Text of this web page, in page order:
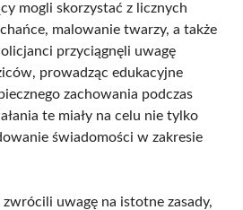
mogli skorzystać z licznych
malowanie twarzy, a także
przyciągnęli uwagę
prowadząc edukacyjne
zachowania podczas
te miały na celu nie tylko
świadomości w zakresie
uwagę na istotne zasady,